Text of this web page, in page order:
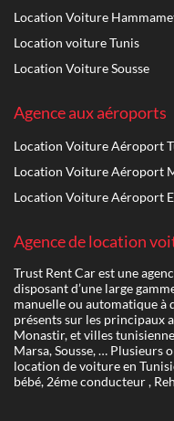
Location Voiture
Location voiture Tunis
Location Voiture Sousse
Agence aux aéroports
Location Voiture Aéroport
Location Voiture Aéroport
Location Voiture Aéroport
Agence de location
Trust Rent Car est une
disposant d’une large
manuelle ou automatique à
présents sur les principaux
Monastir, et villes
Marsa, Sousse, … Plusieurs
location de voiture en
bébé, 2éme conducteur ,